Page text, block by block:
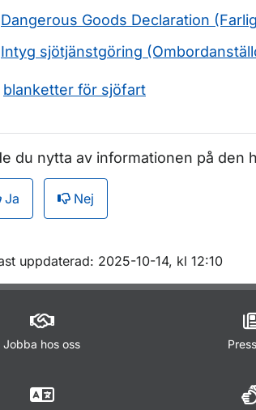
Dangerous Goods Declaration
Intyg sjötjänstgöring
blanketter för sjöfart
du nytta av informationen på den
Ja Nej
sidan
uppdaterad: 2025-10-14, kl 12:10
Jobba hos oss